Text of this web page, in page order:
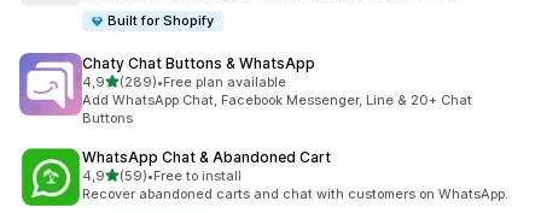
Built for Shopify
Chaty Chat Buttons & WhatsApp
4,9z 5 hvězd
(289)
Celkový počet recenzí: 289
•Free plan available
Add WhatsApp Chat, Facebook Messenger, Line & 20+ Chat
Buttons
WhatsApp Chat & Abandoned Cart
4,9z 5 hvězd
(59)
Celkový počet recenzí: 59
•Free to install
Recover abandoned carts and chat with customers on WhatsApp.